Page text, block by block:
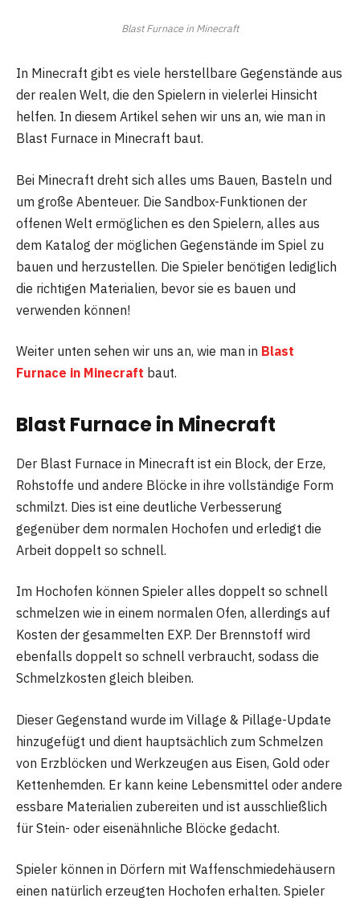
Blast Furnace in Minecraft
In Minecraft gibt es viele herstellbare Gegenstände aus
der realen Welt, die den Spielern in vielerlei Hinsicht
helfen. In diesem Artikel sehen wir uns an, wie man in
Blast Furnace in Minecraft baut.
Bei Minecraft dreht sich alles ums Bauen, Basteln und
um große Abenteuer. Die Sandbox-Funktionen der
offenen Welt ermöglichen es den Spielern, alles aus
dem Katalog der möglichen Gegenstände im Spiel zu
bauen und herzustellen. Die Spieler benötigen lediglich
die richtigen Materialien, bevor sie es bauen und
verwenden können!
Weiter unten sehen wir uns an, wie man in Blast
Furnace in Minecraft baut.
Blast Furnace in Minecraft
Der Blast Furnace in Minecraft ist ein Block, der Erze,
Rohstoffe und andere Blöcke in ihre vollständige Form
schmilzt. Dies ist eine deutliche Verbesserung
gegenüber dem normalen Hochofen und erledigt die
Arbeit doppelt so schnell.
Im Hochofen können Spieler alles doppelt so schnell
schmelzen wie in einem normalen Ofen, allerdings auf
Kosten der gesammelten EXP. Der Brennstoff wird
ebenfalls doppelt so schnell verbraucht, sodass die
Schmelzkosten gleich bleiben.
Dieser Gegenstand wurde im Village & Pillage-Update
hinzugefügt und dient hauptsächlich zum Schmelzen
von Erzblöcken und Werkzeugen aus Eisen, Gold oder
Kettenhemden. Er kann keine Lebensmittel oder andere
essbare Materialien zubereiten und ist ausschließlich
für Stein- oder eisenähnliche Blöcke gedacht.
Spieler können in Dörfern mit Waffenschmiedehäusern
einen natürlich erzeugten Hochofen erhalten. Spieler